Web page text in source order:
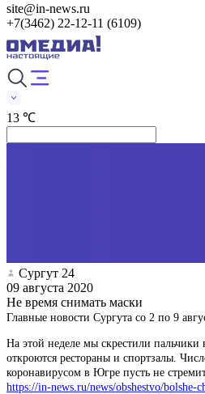
site@in-news.ru
+7(3462) 22-12-11 (6109)
13 ℃
Сургут 24
09 августа 2020
Не время снимать маски
Главные новости Сургута со 2 по 9
На этой неделе мы скрестили пальчики
откроются рестораны и спортзалы.
коронавирусом в Югре пусть не
https://in-news.ru/news/obshestvo/bolshe-